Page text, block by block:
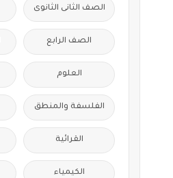
الصف الثانى الثانوى
الصف الرابع
العلوم
الفلسفة والمنطق
القرائية
الكيمياء